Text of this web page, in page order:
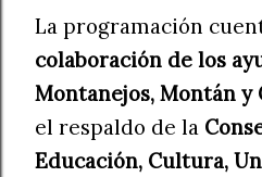
La programación
colaboración de los
Montanejos, Montán y
el respaldo de la
Educación, Cultura,